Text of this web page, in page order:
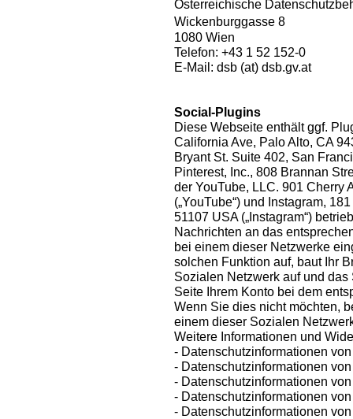
Österreichische
Wickenburggasse 8
1080 Wien
Telefon: +43 1 52 152-0
E-Mail: dsb (at) dsb.gv.at
Social-Plugins
Diese Webseite enthält ggf.
California Ave, Palo Alto, CA
Bryant St. Suite 402, San
Pinterest, Inc., 808 Brannan
der YouTube, LLC. 901 Cherry
(„YouTube“) und Instagram,
51107 USA („Instagram“)
Nachrichten an das
bei einem dieser Netzwerke
solchen Funktion auf, baut Ihr
Sozialen Netzwerk auf und
Seite Ihrem Konto bei dem
Wenn Sie dies nicht möchten,
einem dieser Sozialen
Weitere Informationen und
- Datenschutzinformationen
- Datenschutzinformationen
- Datenschutzinformationen
- Datenschutzinformationen
- Datenschutzinformationen